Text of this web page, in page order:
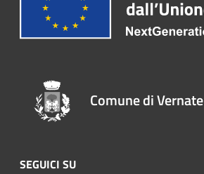
Comune di Vernate
SEGUICI SU